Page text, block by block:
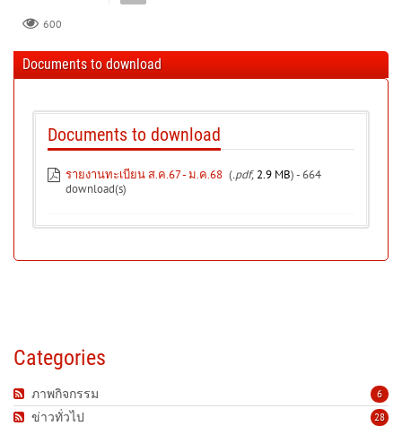
600
Documents to download
Documents to download
รายงานทะเบียน ส.ค.67 - ม.ค.68 (.pdf,2.9 MB) - 664
download(s)
Categories
6
ภาพกิจกรรม
28
ข่าวทั่วไป